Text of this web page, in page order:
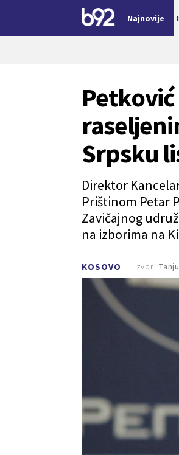
Najnovije
KOSOVO
Srpsku
Direktor
Prištinom Petar
Zavičajnog
na izborima na
Izvor: